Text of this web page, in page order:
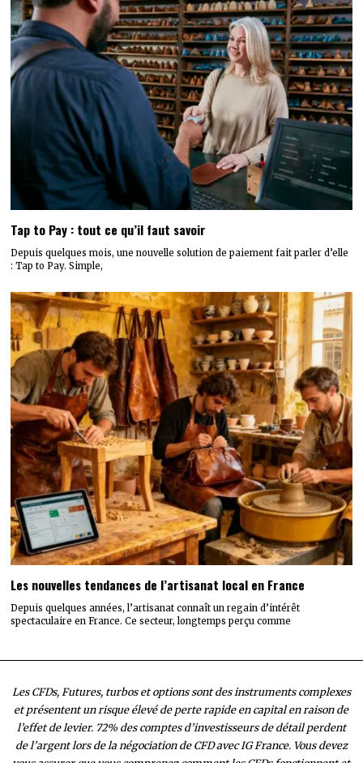
Tap to Pay : tout ce qu’il faut savoir
Depuis quelques mois, une nouvelle solution de paiement fait parler d’elle
: Tap to Pay. Simple,
Les nouvelles tendances de l’artisanat local en France
Depuis quelques années, l’artisanat connaît un regain d’intérêt
spectaculaire en France. Ce secteur, longtemps perçu comme
Les CFDs, Futures, turbos et options sont des instruments complexes
et présentent un risque élevé de perte rapide en capital en raison de
l’effet de levier. 72% des comptes d’investisseurs de détail perdent
de l’argent lors de la négociation de CFD avec IG France. Vous devez